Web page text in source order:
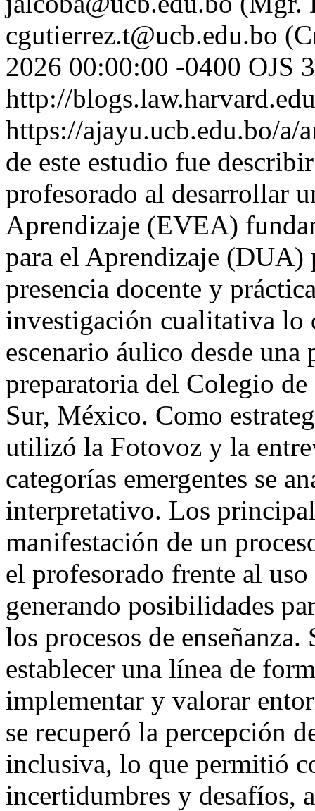
cgutierrez.t@ucb.edu.bo
2026 00:00:00 -0400 OJS
http://
https://ajayu.ucb.edu.bo/
de este estudio fue
profesorado al desarrollar
Aprendizaje (EVEA)
para el Aprendizaje (DUA)
presencia docente y
investigación cualitativa lo
escenario áulico desde una
preparatoria del Colegio
Sur, México. Como
utilizó la Fotovoz y la
categorías emergentes se
interpretativo. Los
manifestación de un
el profesorado frente al
generando posibilidades
los procesos de
establecer una línea de
implementar y valorar
se recuperó la percepción
inclusiva, lo que permitió
incertidumbres y desafíos,